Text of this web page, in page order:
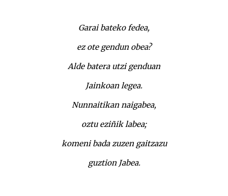
Garai bateko fedea,
ez ote gendun obea?
Alde batera utzi genduan
Jainkoan legea.
Nunnaitikan naigabea,
oztu eziñik labea;
komeni bada zuzen gaitzazu
guztion Jabea.